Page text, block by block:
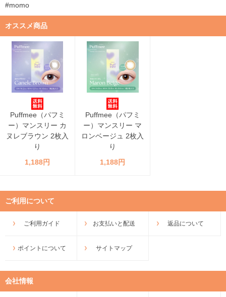
#momo
オススメ商品
Puffmee（パフミ
ー）マンスリー カ
ヌレブラウン 2枚入
り
1,188円
Puffmee（パフミ
ー）マンスリー マ
ロンベージュ 2枚入
り
1,188円
ご利用について
ご利用ガイド お支払いと配送 返品について
ポイントについて サイトマップ
会社情報